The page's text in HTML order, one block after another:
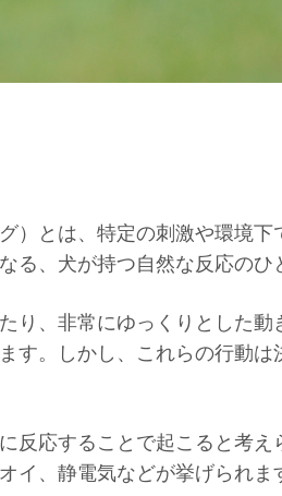
）とは、特定の刺激や環境下
る、犬が持つ自然な反応のひ
り、非常にゆっくりとした
す。しかし、これらの行動は
反応することで起こると考え
イ、静電気などが挙げられま